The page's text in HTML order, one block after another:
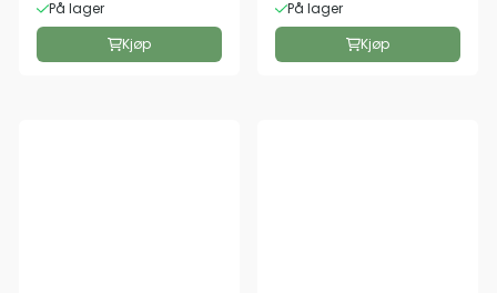
På lager
Kjøp
På lager
Kjøp